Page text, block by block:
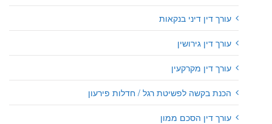
עורך דין דיני בנקאות
עורך דין גירושין
עורך דין מקרקעין
הכנת בקשה לפשיטת רגל / חדלות פירעון
עורך דין הסכם ממון